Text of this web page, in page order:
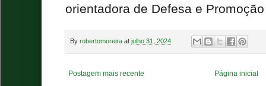
orientadora de Defesa e
By robertomoreira at julho 31, 2024
Postagem mais recente Página inicial